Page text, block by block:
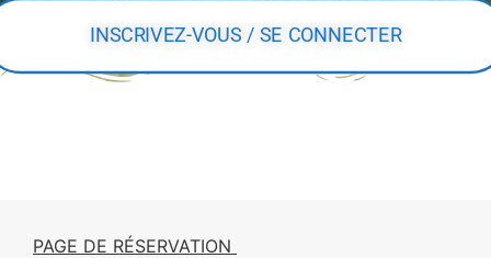
INSCRIVEZ-VOUS / SE CONNECTER
PAGE DE RÉSERVATION